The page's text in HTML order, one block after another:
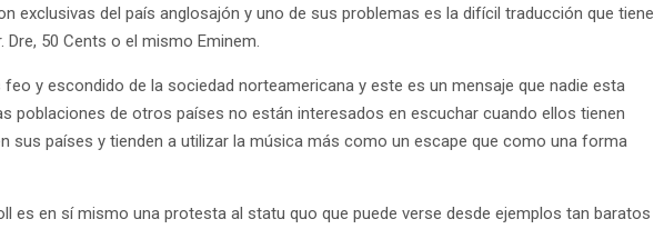
exclusivas del país anglosajón y uno de sus problemas es la difícil traducción que tiene
50 Cents o el mismo Eminem.
y escondido de la sociedad norteamericana y este es un mensaje que nadie esta
poblaciones de otros países no están interesados en escuchar cuando ellos tienen
sus países y tienden a utilizar la música más como un escape que como una forma
es en sí mismo una protesta al statu quo que puede verse desde ejemplos tan baratos